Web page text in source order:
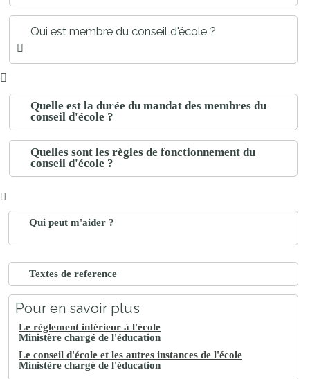
Qui est membre du conseil d'école ?
Quelle est la durée du mandat des membres du
conseil d'école ?
Quelles sont les règles de fonctionnement du
conseil d'école ?
Qui peut m'aider ?
Textes de reference
Pour en savoir plus
Le règlement intérieur à l'école
Ministère chargé de l'éducation
Le conseil d'école et les autres instances de l'école
Ministère chargé de l'éducation